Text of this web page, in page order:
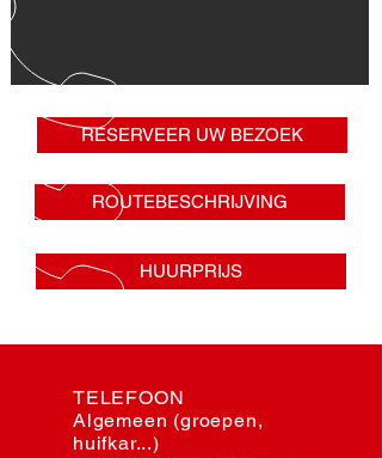
RESERVEER UW BEZOEK
ROUTEBESCHRIJVING
HUURPRIJS
TELEFOON
Algemeen (groepen,
huifkar...)